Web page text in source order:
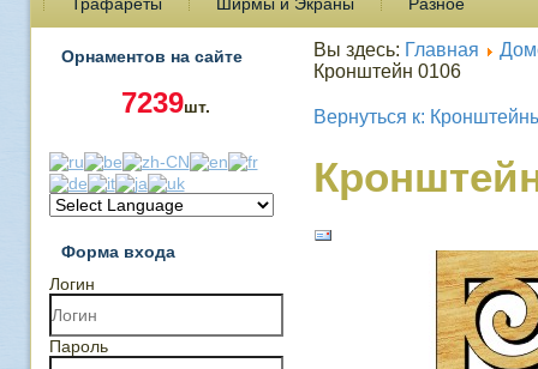
Орнаментов на сайте
7239шт.
Форма входа
Логин
Пароль
Вы здесь: Главная
Кронштейн 0106
Вернуться к: